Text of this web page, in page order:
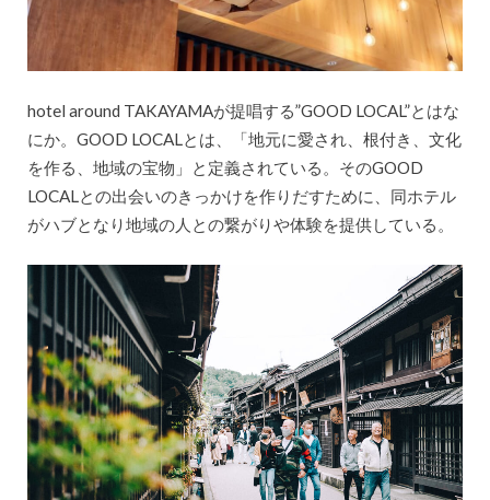
hotel around TAKAYAMAが提唱する”GOOD LOCAL”とはな
にか。GOOD LOCALとは、「地元に愛され、根付き、文化
を作る、地域の宝物」と定義されている。そのGOOD
LOCALとの出会いのきっかけを作りだすために、同ホテル
がハブとなり地域の人との繋がりや体験を提供している。